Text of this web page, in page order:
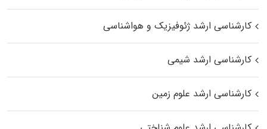
کارشناسی ارشد ژئوفیزیک و هواشناسی
کارشناسی ارشد شیمی
کارشناسی ارشد علوم زمین